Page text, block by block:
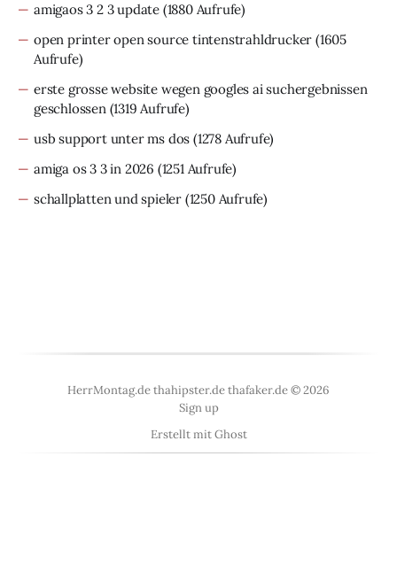
amigaos 3 2 3 update (1880 Aufrufe)
open printer open source tintenstrahldrucker (1605
Aufrufe)
erste grosse website wegen googles ai suchergebnissen
geschlossen(1319 Aufrufe)
usb support unter ms dos (1278 Aufrufe)
amiga os 3 3 in 2026 (1251 Aufrufe)
schallplatten und spieler (1250 Aufrufe)
HerrMontag.de thahipster.de thafaker.de © 2026
Sign up
Erstellt mitGhost